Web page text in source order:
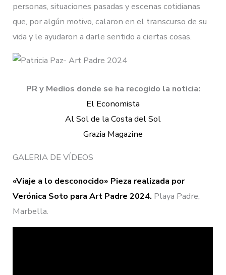
personas, situaciones pasadas y escenas cotidianas
que, por algún motivo, calaron en el transcurso de su
vida y le ayudaron a darle sentido a ciertas cosas.
PR y Medios donde se ha recogido la noticia:
El Economista
Al Sol de la Costa del Sol
Grazia Magazine
GALERIA DE VÍDEOS
«Viaje a lo desconocido» Pieza realizada por
Verónica Soto para Art Padre 2024. Playa Padre,
Marbella.